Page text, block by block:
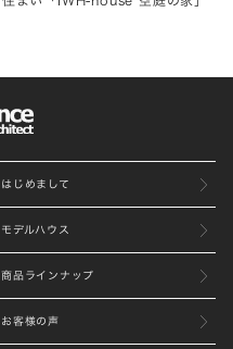
はじめまして
モデルハウス
商品ラインナップ
お客様の声